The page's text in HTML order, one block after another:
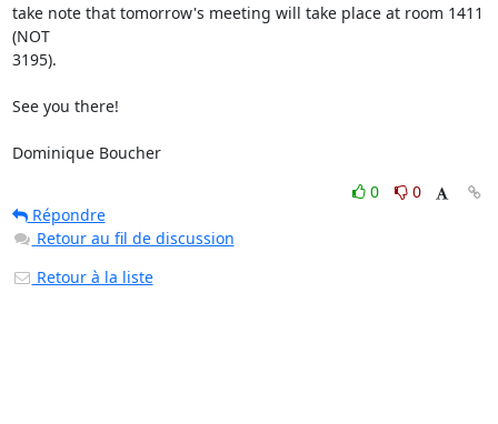
take note that tomorrow's meeting will take place at room 1411
(NOT
3195).
See you there!
Dominique Boucher
0
0
Répondre
Retour au fil de discussion
Retour à la liste